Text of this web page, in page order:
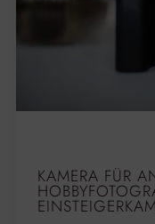
KAMERA FÜR